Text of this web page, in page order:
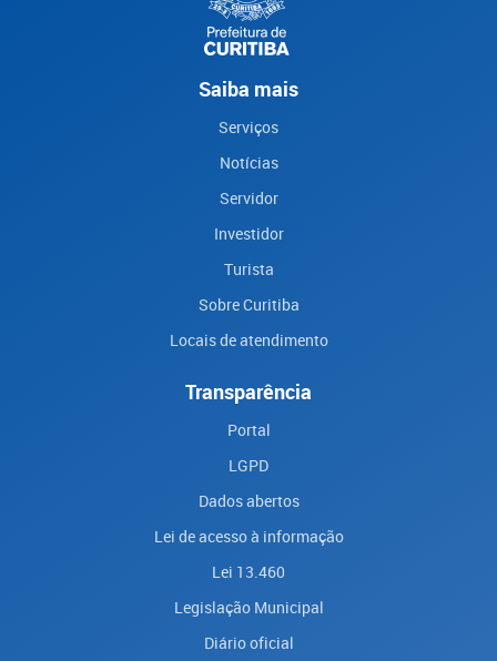
Saiba mais
Serviços
Notícias
Servidor
Investidor
Turista
Sobre Curitiba
Locais de atendimento
Transparência
Portal
LGPD
Dados abertos
Lei de acesso à informação
Lei 13.460
Legislação Municipal
Diário oficial